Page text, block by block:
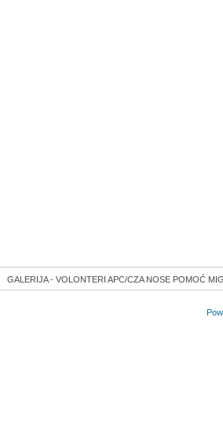
GALERIJA - VOLONTERI APC/CZA NOSE POMOĆ